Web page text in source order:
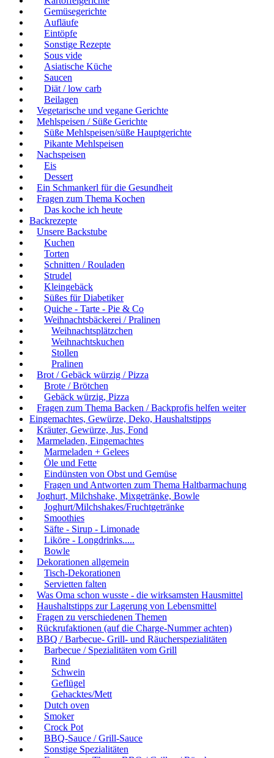
Gemüsegerichte
Aufläufe
Eintöpfe
Sonstige Rezepte
Sous vide
Asiatische Küche
Saucen
Diät / low carb
Beilagen
Vegetarische und vegane Gerichte
Mehlspeisen / Süße Gerichte
Süße Mehlspeisen/süße Hauptgerichte
Pikante Mehlspeisen
Nachspeisen
Eis
Dessert
Ein Schmankerl für die Gesundheit
Fragen zum Thema Kochen
Das koche ich heute
Backrezepte
Unsere Backstube
Kuchen
Torten
Schnitten / Rouladen
Strudel
Kleingebäck
Süßes für Diabetiker
Quiche - Tarte - Pie & Co
Weihnachtsbäckerei / Pralinen
Weihnachtsplätzchen
Weihnachtskuchen
Stollen
Pralinen
Brot / Gebäck würzig / Pizza
Brote / Brötchen
Gebäck würzig, Pizza
Fragen zum Thema Backen / Backprofis helfen weiter
Eingemachtes, Gewürze, Deko, Haushaltstipps
Kräuter, Gewürze, Jus, Fond
Marmeladen, Eingemachtes
Marmeladen + Gelees
Öle und Fette
Eindünsten von Obst und Gemüse
Fragen und Antworten zum Thema Haltbarmachung
Joghurt, Milchshake, Mixgetränke, Bowle
Joghurt/Milchshakes/Fruchtgetränke
Smoothies
Säfte - Sirup - Limonade
Liköre - Longdrinks.....
Bowle
Dekorationen allgemein
Tisch-Dekorationen
Servietten falten
Was Oma schon wusste - die wirksamsten Hausmittel
Haushaltstipps zur Lagerung von Lebensmittel
Fragen zu verschiedenen Themen
Rückrufaktionen (auf die Charge-Nummer achten)
BBQ / Barbecue- Grill- und Räucherspezialitäten
Barbecue / Spezialitäten vom Grill
Rind
Schwein
Geflügel
Gehacktes/Mett
Dutch oven
Smoker
Crock Pot
BBQ-Sauce / Grill-Sauce
Sonstige Spezialitäten